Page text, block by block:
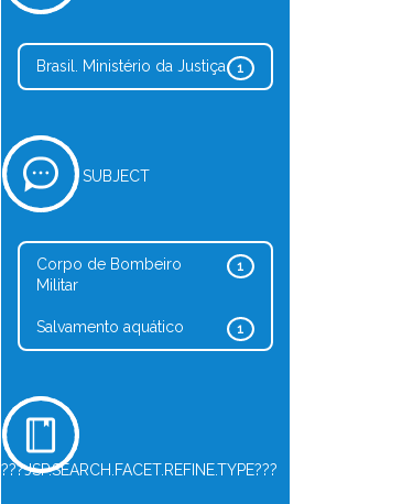
1
Brasil. Ministério da Justiça
SUBJECT
1
Corpo de Bombeiro
Militar
1
Salvamento aquático
???JSP.SEARCH.FACET.REFINE.TYPE???